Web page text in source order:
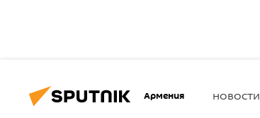
Армения НОВОСТИ